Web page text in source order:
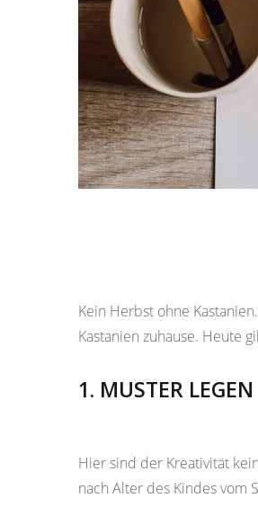
Kein Herbst ohne
Kastanien zuhause. Heute
1. MUSTER
Hier sind der Kreativität
nach Alter des Kindes vom